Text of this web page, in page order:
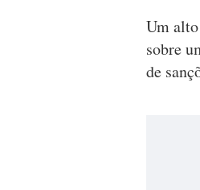
Um
sobre
de